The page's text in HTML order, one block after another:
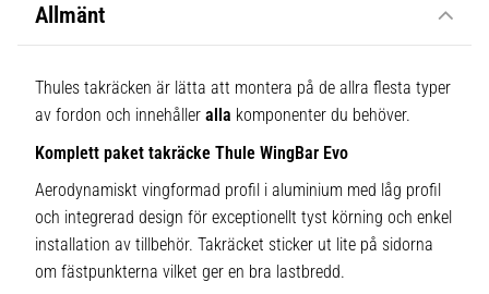
Allmänt
Thules takräcken är lätta att montera på de allra flesta typer
av fordon och innehåller alla komponenter du behöver.
Komplett paket takräcke Thule WingBar Evo
Aerodynamiskt vingformad profil i aluminium med låg profil
och integrerad design för exceptionellt tyst körning och enkel
installation av tillbehör. Takräcket sticker ut lite på sidorna
om fästpunkterna vilket ger en bra lastbredd.